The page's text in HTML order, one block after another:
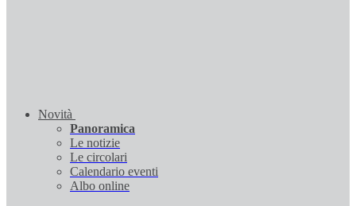
Novità
Panoramica
Le notizie
Le circolari
Calendario eventi
Albo online